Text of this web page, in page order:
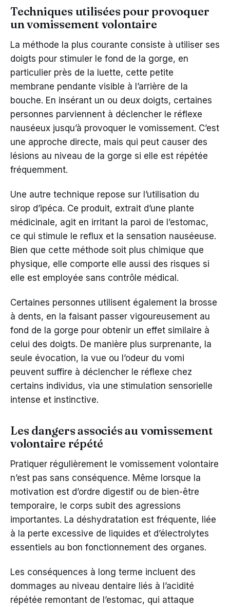
Techniques utilisées pour provoquer
un vomissement volontaire
La méthode la plus courante consiste à utiliser ses
doigts pour stimuler le fond de la gorge, en
particulier près de la luette, cette petite
membrane pendante visible à l’arrière de la
bouche. En insérant un ou deux doigts, certaines
personnes parviennent à déclencher le réflexe
nauséeux jusqu’à provoquer le vomissement. C’est
une approche directe, mais qui peut causer des
lésions au niveau de la gorge si elle est répétée
fréquemment.
Une autre technique repose sur l’utilisation du
sirop d’ipéca. Ce produit, extrait d’une plante
médicinale, agit en irritant la paroi de l’estomac,
ce qui stimule le reflux et la sensation nauséeuse.
Bien que cette méthode soit plus chimique que
physique, elle comporte elle aussi des risques si
elle est employée sans contrôle médical.
Certaines personnes utilisent également la brosse
à dents, en la faisant passer vigoureusement au
fond de la gorge pour obtenir un effet similaire à
celui des doigts. De manière plus surprenante, la
seule évocation, la vue ou l’odeur du vomi
peuvent suffire à déclencher le réflexe chez
certains individus, via une stimulation sensorielle
intense et instinctive.
Les dangers associés au vomissement
volontaire répété
Pratiquer régulièrement le vomissement volontaire
n’est pas sans conséquence. Même lorsque la
motivation est d’ordre digestif ou de bien-être
temporaire, le corps subit des agressions
importantes. La déshydratation est fréquente, liée
à la perte excessive de liquides et d’électrolytes
essentiels au bon fonctionnement des organes.
Les conséquences à long terme incluent des
dommages au niveau dentaire liés à l’acidité
répétée remontant de l’estomac, qui attaque